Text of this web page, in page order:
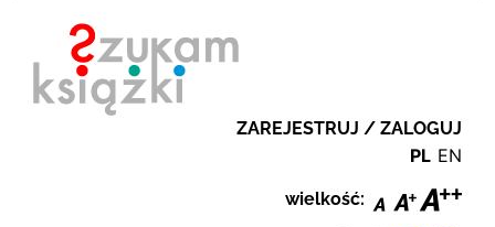
ZAREJESTRUJ / ZALOGUJ
PL EN
wielkość: